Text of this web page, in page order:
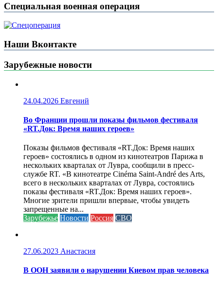
Специальная военная операция
Наши Вконтакте
Зарубежные новости
24.04.2026 Евгений
Во Франции прошли показы фильмов фестиваля
«RT.Док: Время наших героев»
Показы фильмов фестиваля «RT.Док: Время наших
героев» состоялись в одном из кинотеатров Парижа в
нескольких кварталах от Лувра, сообщили в пресс-
службе RT. «В кинотеатре Cinéma Saint-André des Arts,
всего в нескольких кварталах от Лувра, состоялись
показы фестиваля «RT.Док: Время наших героев».
Многие зрители пришли впервые, чтобы увидеть
запрещенные на...
Зарубежье Новости Россия СВО
27.06.2023 Анастасия
В ООН заявили о нарушении Киевом прав человека